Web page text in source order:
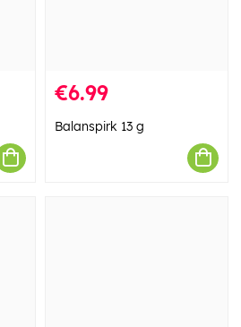
€6.99
Balanspirk 13 g